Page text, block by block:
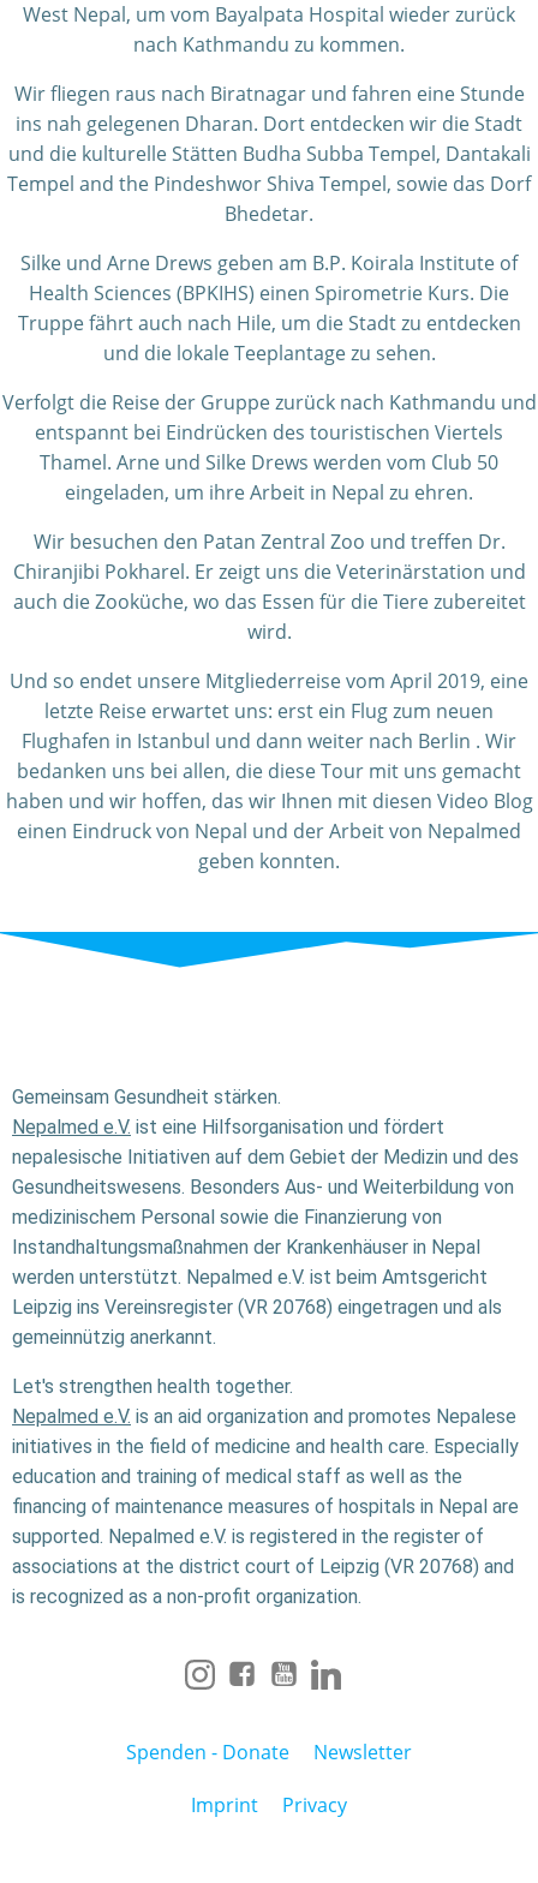
West Nepal, um vom Bayalpata Hospital wieder zurück
nach Kathmandu zu kommen.
Wir fliegen raus nach Biratnagar und fahren eine Stunde
ins nah gelegenen Dharan. Dort entdecken wir die Stadt
und die kulturelle Stätten Budha Subba Tempel, Dantakali
Tempel and the Pindeshwor Shiva Tempel, sowie das Dorf
Bhedetar.
Silke und Arne Drews geben am B.P. Koirala Institute of
Health Sciences (BPKIHS) einen Spirometrie Kurs. Die
Truppe fährt auch nach Hile, um die Stadt zu entdecken
und die lokale Teeplantage zu sehen.
Verfolgt die Reise der Gruppe zurück nach Kathmandu und
entspannt bei Eindrücken des touristischen Viertels
Thamel. Arne und Silke Drews werden vom Club 50
eingeladen, um ihre Arbeit in Nepal zu ehren.
Wir besuchen den Patan Zentral Zoo und treffen Dr.
Chiranjibi Pokharel. Er zeigt uns die Veterinärstation und
auch die Zooküche, wo das Essen für die Tiere zubereitet
wird.
Und so endet unsere Mitgliederreise vom April 2019, eine
letzte Reise erwartet uns: erst ein Flug zum neuen
Flughafen in Istanbul und dann weiter nach Berlin . Wir
bedanken uns bei allen, die diese Tour mit uns gemacht
haben und wir hoffen, das wir Ihnen mit diesen Video Blog
einen Eindruck von Nepal und der Arbeit von Nepalmed
geben konnten.
Gemeinsam Gesundheit stärken.
Nepalmed e.V. ist eine Hilfsorganisation und fördert
nepalesische Initiativen auf dem Gebiet der Medizin und des
Gesundheitswesens. Besonders Aus- und Weiterbildung von
medizinischem Personal sowie die Finanzierung von
Instandhaltungsmaßnahmen der Krankenhäuser in Nepal
werden unterstützt. Nepalmed e.V. ist beim Amtsgericht
Leipzig ins Vereinsregister (VR 20768) eingetragen und als
gemeinnützig anerkannt.
Let's strengthen health together.
Nepalmed e.V. is an aid organization and promotes Nepalese
initiatives in the field of medicine and health care. Especially
education and training of medical staff as well as the
financing of maintenance measures of hospitals in Nepal are
supported. Nepalmed e.V. is registered in the register of
associations at the district court of Leipzig (VR 20768) and
is recognized as a non-profit organization.
Spenden - Donate
Newsletter
Imprint
Privacy